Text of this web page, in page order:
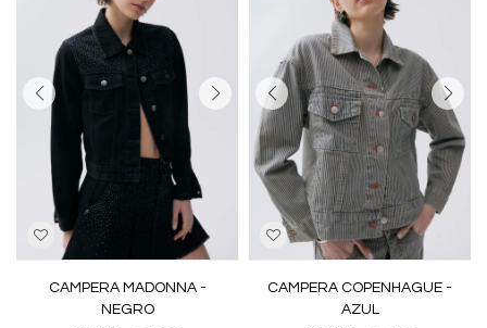
CAMPERA MADONNA -
NEGRO
CAMPERA COPENHAGUE -
AZUL